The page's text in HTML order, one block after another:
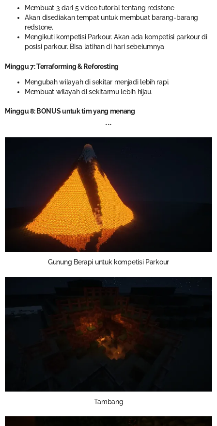
Membuat 3 dari 5 video tutorial tentang redstone
Akan disediakan tempat untuk membuat barang-barang
redstone.
Mengikuti kompetisi Parkour. Akan ada kompetisi parkour di
posisi parkour. Bisa latihan di hari sebelumnya
Minggu 7: Terraforming & Reforesting
Mengubah wilayah di sekitar menjadi lebih rapi.
Membuat wilayah di sekitarmu lebih hijau.
Minggu 8: BONUS untuk tim yang menang
***
Gunung Berapi untuk kompetisi Parkour
Tambang